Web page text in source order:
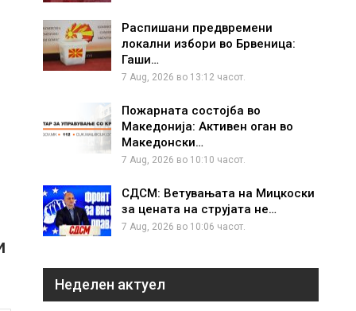
Распишани предвремени
локални избори во Брвеница:
Гаши…
7 Aug, 2026 во 13:12 часот.
Пожарната состојба во
Македонија: Активен оган во
Македонски…
7 Aug, 2026 во 10:10 часот.
СДСМ: Ветувањата на Мицкоски
за цената на струјата не…
7 Aug, 2026 во 10:06 часот.
Неделен актуел